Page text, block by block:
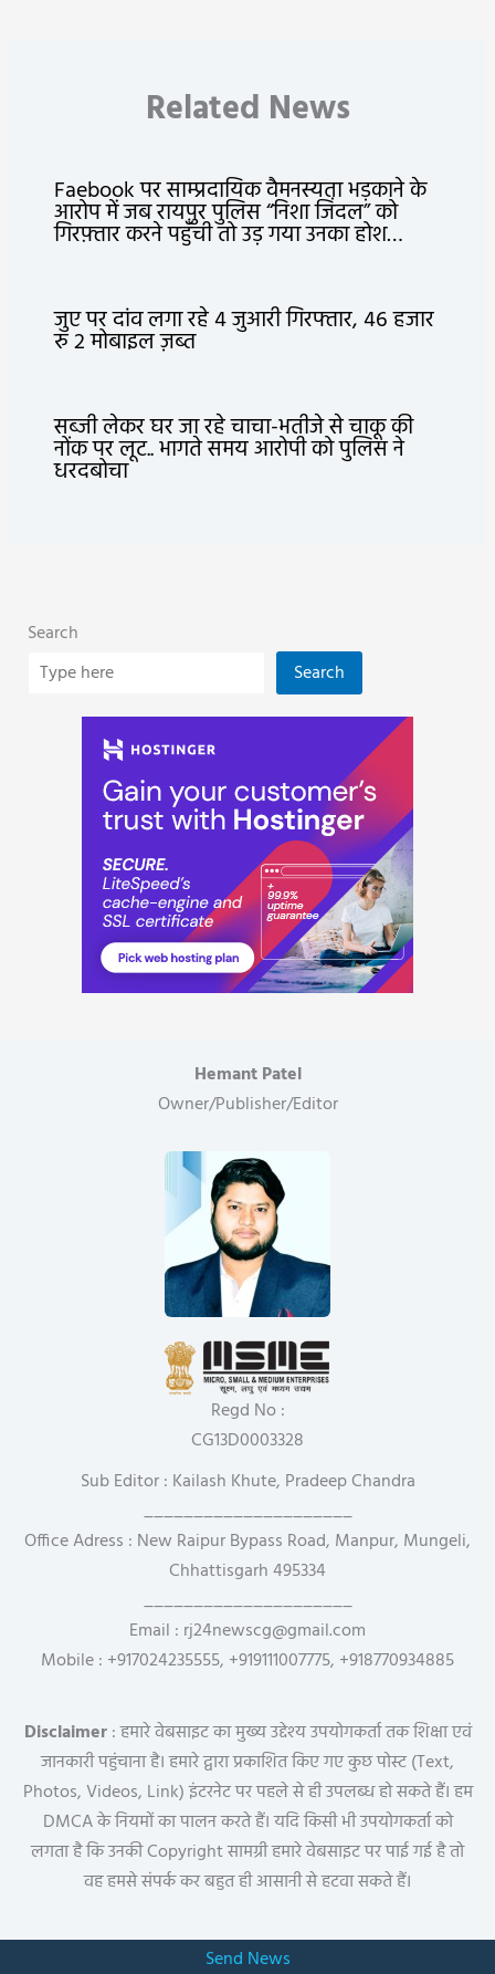
Related News
Faebook पर साम्प्रदायिक वैमनस्यता भड़काने के
आरोप में जब रायपुर पुलिस “निशा जिंदल” को
गिरफ़्तार करने पहुँची तो उड़ गया उनका होश…
जुए पर दांव लगा रहे 4 जुआरी गिरफ्तार, 46 हजार
रु 2 मोबाइल ज़ब्त
सब्जी लेकर घर जा रहे चाचा-भतीजे से चाकू की
नोंक पर लूट.. भागते समय आरोपी को पुलिस ने
धरदबोचा
Search
Search
Hemant Patel
Owner/Publisher/Editor
Regd No :
CG13D0003328
Sub Editor : Kailash Khute, Pradeep Chandra
_____________________
Office Adress : New Raipur Bypass Road, Manpur, Mungeli,
Chhattisgarh 495334
_____________________
Email : rj24newscg@gmail.com
Mobile : +917024235555, +919111007775, +918770934885
Disclaimer: हमारे वेबसाइट का मुख्य उद्देश्य उपयोगकर्ता तक शिक्षा एवं
जानकारी पहुंचाना है। हमारे द्वारा प्रकाशित किए गए कुछ पोस्ट (Text,
Photos, Videos, Link) इंटरनेट पर पहले से ही उपलब्ध हो सकते हैं। हम
DMCA के नियमों का पालन करते हैं। यदि किसी भी उपयोगकर्ता को
लगता है कि उनकी Copyright सामग्री हमारे वेबसाइट पर पाई गई है तो
वह हमसे संपर्क कर बहुत ही आसानी से हटवा सकते हैं।
Send News